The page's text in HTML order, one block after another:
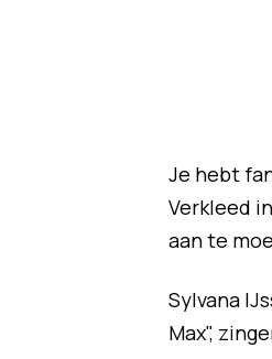
Je hebt
Verkleed
aan te
Sylvana
Max",